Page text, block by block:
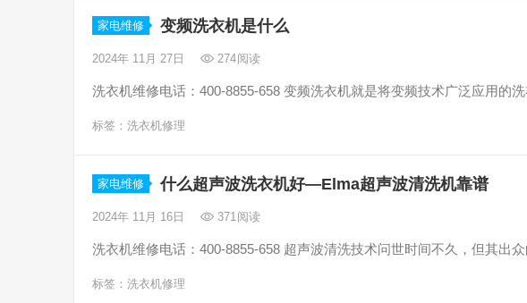
家电维修 变频洗衣机是什么
2024年 11月 27日 274阅读
洗衣机维修电话：400-8855-658 变频洗衣机就是将变频技术广泛应用的
标签： 洗衣机修理
家电维修 什么超声波洗衣机好—Elma超声波清洗机靠谱
2024年 11月 16日 371 阅读
洗衣机维修电话：400-8855-658 超声波清洗技术问世时间不久，但其出
标签： 洗衣机修理